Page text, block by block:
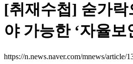
[취재수첩] 숟가락
야 가능한 ‘자율보
https://n.news.naver.com/mnews/article/